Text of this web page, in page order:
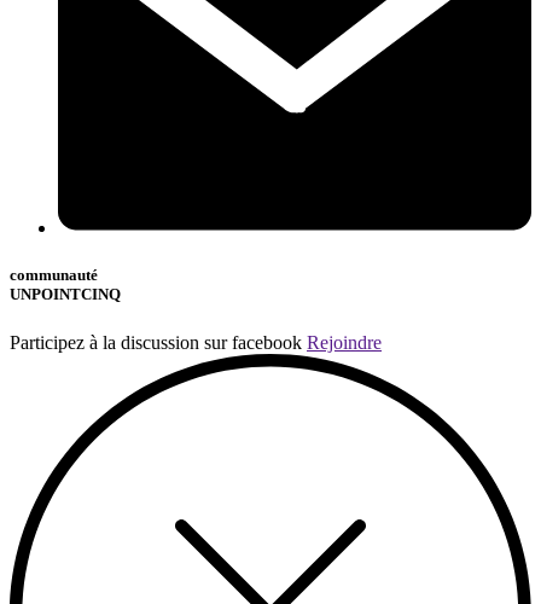
communauté
UNPOINTCINQ
Participez à la discussion sur facebook Rejoindre